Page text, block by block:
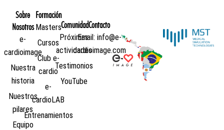
Sobre
Nosotros
e-
cardioimage
Nuestra
historia
Nuestros
pilares
Equipo
Formación
Masters
Cursos
Club e-
cardio
e-
cardioLAB
Entrenamientos
Comunidad
Próximas
actividades
Testimonios
YouTube
Contacto
Email: info@e-
cardioimage.com